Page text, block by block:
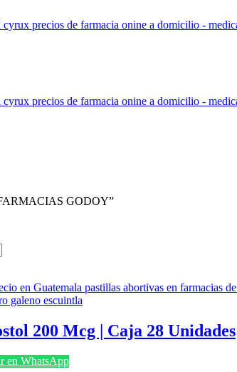
GODOY”
200 Mcg | Caja 28 Unidades
en WhatsApp